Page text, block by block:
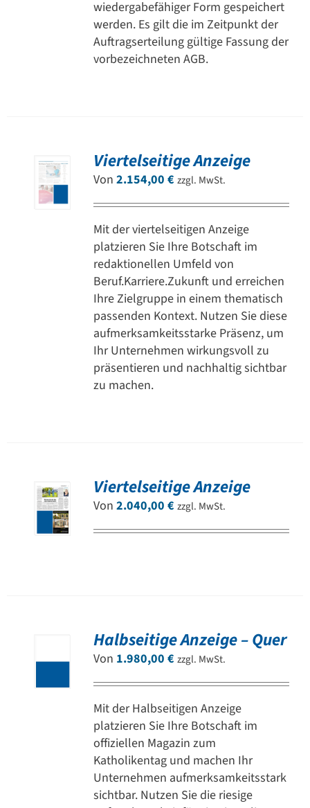
wiedergabefähiger Form gespeichert
werden. Es gilt die im Zeitpunkt der
Auftragserteilung gültige Fassung der
vorbezeichneten AGB.
Viertelseitige Anzeige
Von 2.154,00 € zzgl. MwSt.
Mit der viertelseitigen Anzeige
platzieren Sie Ihre Botschaft im
redaktionellen Umfeld von
Beruf.Karriere.Zukunft und erreichen
Ihre Zielgruppe in einem thematisch
passenden Kontext. Nutzen Sie diese
aufmerksamkeitsstarke Präsenz, um
Ihr Unternehmen wirkungsvoll zu
präsentieren und nachhaltig sichtbar
zu machen.
Viertelseitige Anzeige
Von 2.040,00 € zzgl. MwSt.
Halbseitige Anzeige – Quer
Von 1.980,00 € zzgl. MwSt.
Mit der Halbseitigen Anzeige
platzieren Sie Ihre Botschaft im
offiziellen Magazin zum
Katholikentag und machen Ihr
Unternehmen aufmerksamkeitsstark
sichtbar. Nutzen Sie die riesige